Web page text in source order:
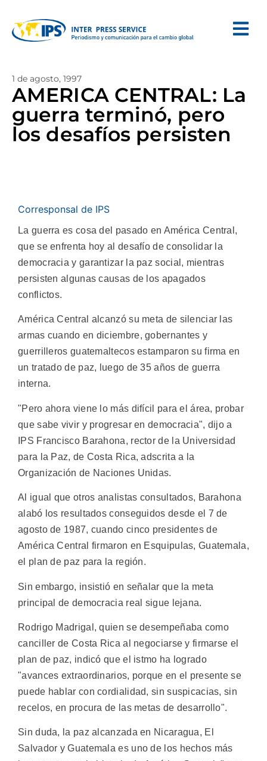
1 de agosto, 1997
AMERICA CENTRAL: La
guerra terminó, pero
los desafíos persisten
Corresponsal de IPS
La guerra es cosa del pasado en América Central,
que se enfrenta hoy al desafío de consolidar la
democracia y garantizar la paz social, mientras
persisten algunas causas de los apagados
conflictos.
América Central alcanzó su meta de silenciar las
armas cuando en diciembre, gobernantes y
guerrilleros guatemaltecos estamparon su firma en
un tratado de paz, luego de 35 años de guerra
interna.
"Pero ahora viene lo más difícil para el área, probar
que sabe vivir y progresar en democracia", dijo a
IPS Francisco Barahona, rector de la Universidad
para la Paz, de Costa Rica, adscrita a la
Organización de Naciones Unidas.
Al igual que otros analistas consultados, Barahona
alabó los resultados conseguidos desde el 7 de
agosto de 1987, cuando cinco presidentes de
América Central firmaron en Esquipulas, Guatemala,
el plan de paz para la región.
Sin embargo, insistió en señalar que la meta
principal de democracia real sigue lejana.
Rodrigo Madrigal, quien se desempeñaba como
canciller de Costa Rica al negociarse y firmarse el
plan de paz, indicó que el istmo ha logrado
"avances extraordinarios, porque en el presente se
puede hablar con cordialidad, sin suspicacias, sin
recelos, en procura de las metas de desarrollo".
Sin duda, la paz alcanzada en Nicaragua, El
Salvador y Guatemala es uno de los hechos más